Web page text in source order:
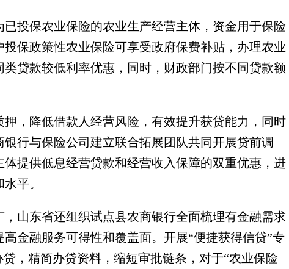
保农业保险的农业生产经营主体，资金用于保险
保政策性农业保险可享受政府保费补贴，办理农业
贷款较低利率优惠，同时，财政部门按不同贷款额
降低借款人经营风险，有效提升获贷能力，同时
行与保险公司建立联合拓展团队共同开展贷前调
提供低息经营贷款和经营收入保障的双重优惠，进
平。
东省还组织试点县农商银行全面梳理有金融需求
金融服务可得性和覆盖面。开展“便捷获得信贷”专
，精简办贷资料，缩短审批链条，对于“农业保险